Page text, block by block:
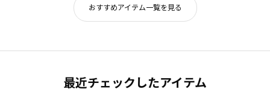
おすすめアイテム一覧を見る
最近チェックしたアイテム